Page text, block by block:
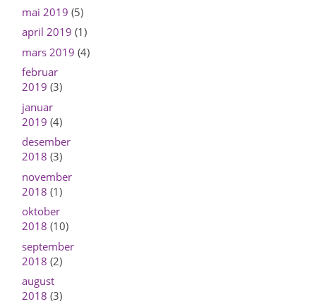
mai 2019 (5)
april 2019 (1)
mars 2019 (4)
februar
2019 (3)
januar
2019 (4)
desember
2018 (3)
november
2018 (1)
oktober
2018 (10)
september
2018 (2)
august
2018 (3)